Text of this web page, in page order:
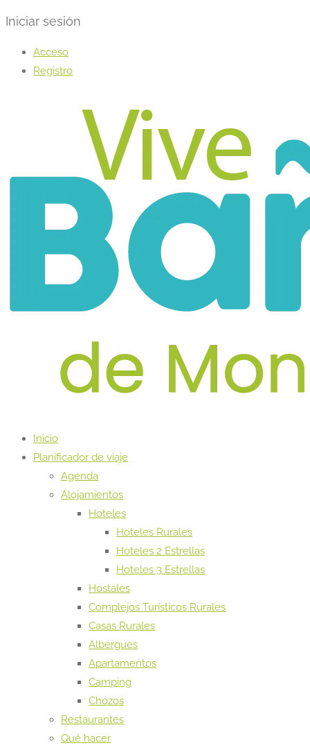
Iniciar sesión
Acceso
Registro
Inicio
Planificador de viaje
Agenda
Alojamientos
Hoteles
Hoteles Rurales
Hoteles 2 Estrellas
Hoteles 3 Estrellas
Hostales
Complejos Turísticos Rurales
Casas Rurales
Albergues
Apartamentos
Camping
Chozos
Restaurantes
Qué hacer